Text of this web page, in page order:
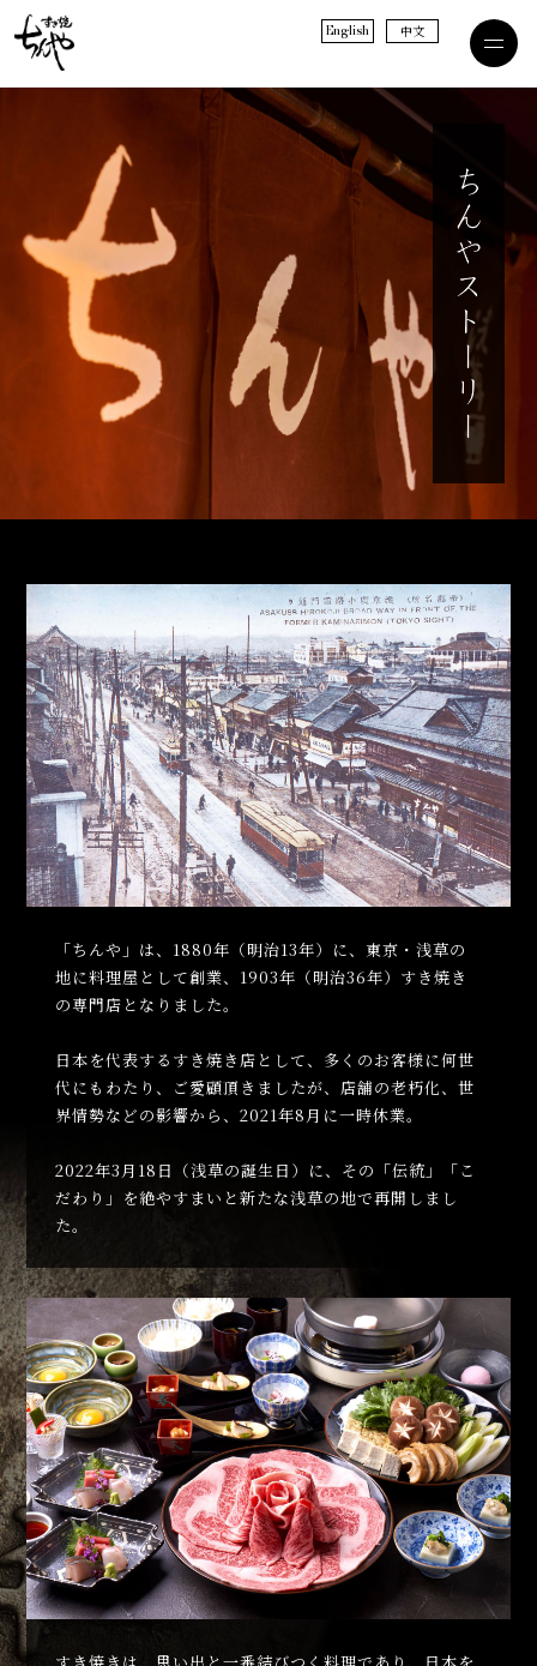
English 中文
「ちんや」は、1880年（明治13年）に、東京・浅草の
地に料理屋として創業、1903年（明治36年）すき焼き
の専門店となりました。
日本を代表するすき焼き店として、多くのお客様に何世
代にもわたり、ご愛顧頂きましたが、店舗の老朽化、世
界情勢などの影響から、2021年8月に一時休業。
2022年3月18日（浅草の誕生日）に、その「伝統」「こ
だわり」を絶やすまいと新たな浅草の地で再開しまし
た。